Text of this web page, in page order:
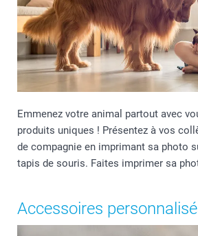
Emmenez votre animal partout avec
produits uniques ! Présentez à vos
de compagnie en imprimant sa photo
tapis de souris. Faites imprimer sa
Accessoires